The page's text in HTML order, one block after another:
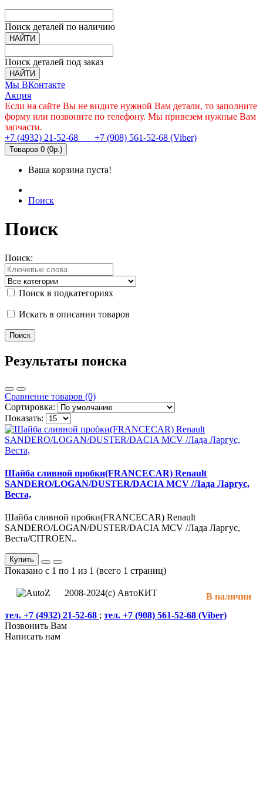
Поиск деталей по наличию
НАЙТИ
Поиск деталей под заказ
НАЙТИ
Мы ВКонтакте
Акция
Если на сайте Вы не видите нужной Вам детали, то заполните
форму или позвоните по телефону. Мы привезем нужные Вам
запчасти.
+7 (4932) 21-52-68
+7 (908) 561-52-68 (Viber)
Товаров 0 (0р.)
Ваша корзина пуста!
Поиск
Поиск
Поиск:
Поиск в подкатегориях
Искать в описании товаров
Результаты поиска
Сравнение товаров (0)
Сортировка:
Показать:
Шайба сливной пробки(FRANCECAR) Renault
SANDERO/LOGAN/DUSTER/DACIA MCV /Лада Ларгус,
Веста,
Шайба сливной пробки(FRANCECAR) Renault
SANDERO/LOGAN/DUSTER/DACIA MCV /Лада Ларгус,
Веста/CITROEN..
В наличии
Купить
Показано с 1 по 1 из 1 (всего 1 страниц)
2008-2024(c) АвтоКИТ
тел. +7 (4932) 21-52-68 ; тел. +7 (908) 561-52-68 (Viber)
Позвонить Вам
Написать нам